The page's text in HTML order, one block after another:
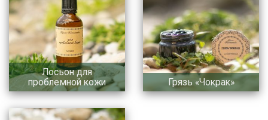
Лосьон для
проблемной кожи
Грязь «Чокрак»